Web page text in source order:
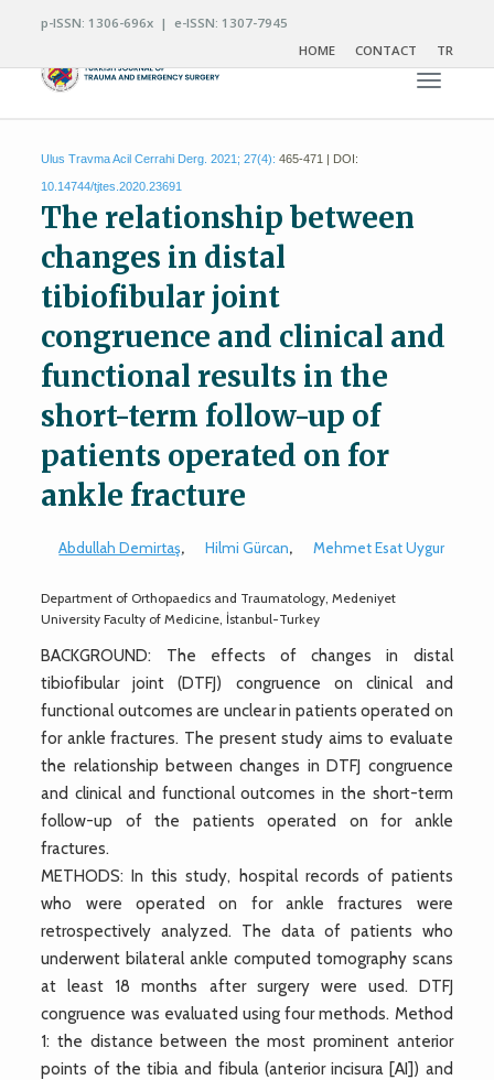
p-ISSN: 1306-696x | e-ISSN: 1307-7945
HOME
CONTACT TR
Toggle
Ulus Travma Acil Cerrahi Derg. 2021; 27(4): 465-471 | DOI:
10.14744/tjtes.2020.23691
The relationship between
changes in distal
tibiofibular joint
congruence and clinical and
functional results in the
short-term follow-up of
patients operated on for
ankle fracture
Abdullah Demirtaş, Hilmi Gürcan, Mehmet Esat Uygur
Department of Orthopaedics and Traumatology, Medeniyet
University Faculty of Medicine, İstanbul-Turkey
BACKGROUND: The effects of changes in distal
tibiofibular joint (DTFJ) congruence on clinical and
functional outcomes are unclear in patients operated on
for ankle fractures. The present study aims to evaluate
the relationship between changes in DTFJ congruence
and clinical and functional outcomes in the short-term
follow-up of the patients operated on for ankle
fractures.
METHODS: In this study, hospital records of patients
who were operated on for ankle fractures were
retrospectively analyzed. The data of patients who
underwent bilateral ankle computed tomography scans
at least 18 months after surgery were used. DTFJ
congruence was evaluated using four methods. Method
1: the distance between the most prominent anterior
points of the tibia and fibula (anterior incisura [AI]) and